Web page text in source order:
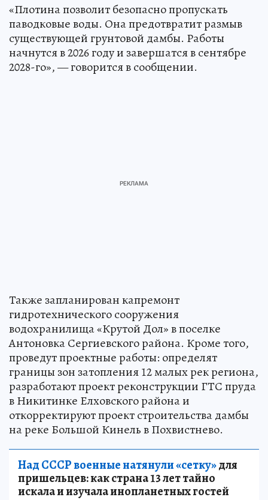
«Плотина позволит безопасно пропускать
паводковые воды. Она предотвратит размыв
существующей грунтовой дамбы. Работы
начнутся в 2026 году и завершатся в сентябре
2028-го», — говорится в сообщении.
Также запланирован капремонт
гидротехнического сооружения
водохранилища «Крутой Дол» в поселке
Антоновка Сергиевского района. Кроме того,
проведут проектные работы: определят
границы зон затопления 12 малых рек региона,
разработают проект реконструкции ГТС пруда
в Никитинке Елховского района и
откорректируют проект строительства дамбы
на реке Большой Кинель в Похвистнево.
Над СССР военные натянули «сетку»для
пришельцев: как страна 13 лет тайно
искала и изучала инопланетных гостей